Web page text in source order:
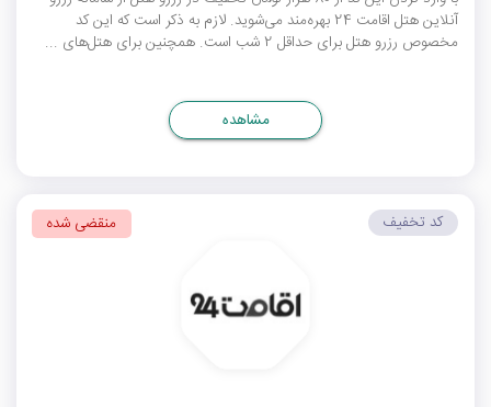
آنلاین هتل اقامت 24 بهره‌مند می‌شوید. لازم به ذکر است که این کد
مخصوص رزرو هتل برای حداقل 2 شب است. همچنین برای هتل‌های ...
مشاهده
کد تخفیف منقضی شده